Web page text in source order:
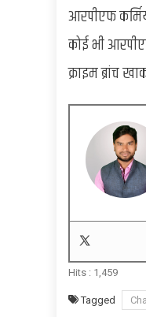
आरपीएफ
कोई भी
क्राइम ब्रांच
Hits : 1,459
Tagged